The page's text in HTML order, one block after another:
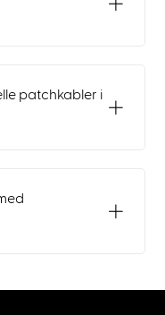
patchkabler i